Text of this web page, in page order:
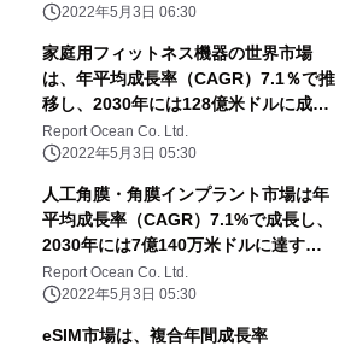
2022年5月3日 06:30
家庭用フィットネス機器の世界市場
は、年平均成長率（CAGR）7.1％で推
移し、2030年には128億米ドルに成長
すると予測
Report Ocean Co. Ltd.
2022年5月3日 05:30
人工角膜・角膜インプラント市場は年
平均成長率（CAGR）7.1%で成長し、
2030年には7億140万米ドルに達する
と予測される
Report Ocean Co. Ltd.
2022年5月3日 05:30
eSIM市場は、複合年間成長率